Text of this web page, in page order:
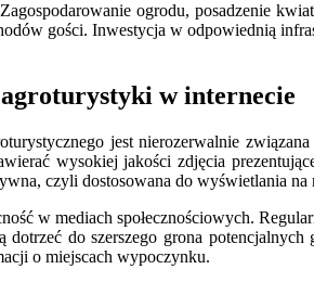
ogrodu, posadzenie
gości. Inwestycja w odpowiednią
w internecie
jest nierozerwalnie
wysokiej jakości zdjęcia
czyli dostosowana do wyświetlania
w mediach społecznościowych.
do szerszego grona
o miejscach wypoczynku.